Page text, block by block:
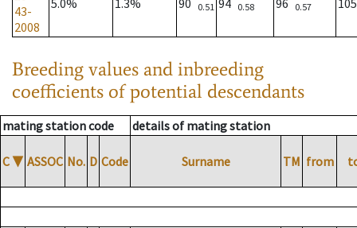
43-
2008
5.0% 1.3% 90 0.51 94 0.58 96 0.57
Breeding values and inbreeding
coefficients of potential descendants
mating station code details of mating station
C ▼ ASSOC No. D Code Surname TM from